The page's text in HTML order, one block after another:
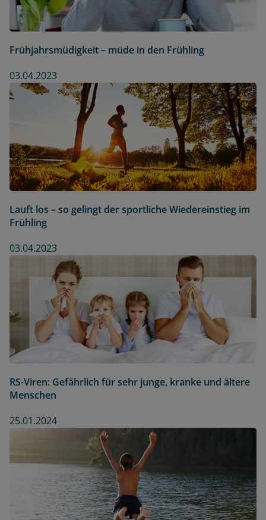
Frühjahrsmüdigkeit – müde in den Frühling
03.04.2023
Lauft los – so gelingt der sportliche Wiedereinstieg im
Frühling
03.04.2023
RS-Viren: Gefährlich für sehr junge, kranke und ältere
Menschen
25.01.2024